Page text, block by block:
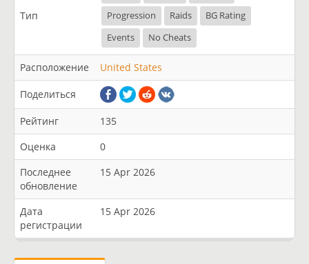
Тип
Progression
Raids
BG Rating
Events
No Cheats
Расположение United States
Поделиться
Рейтинг
135
Оценка
0
Последнее
обновление
15 Apr 2026
Дата
регистрации
15 Apr 2026